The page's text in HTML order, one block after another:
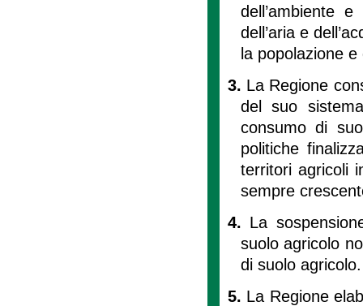
dell’ambiente
dell’aria e
la popolazione
3. La Regione
del suo
consumo di
politiche
territori agricoli
sempre
4. La
suolo agricolo
di suolo agricolo.
5. La Regione